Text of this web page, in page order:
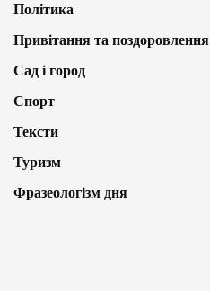
Політика
Привітання та поздоровлення
Сад і город
Спорт
Тексти
Туризм
Фразеологізм дня